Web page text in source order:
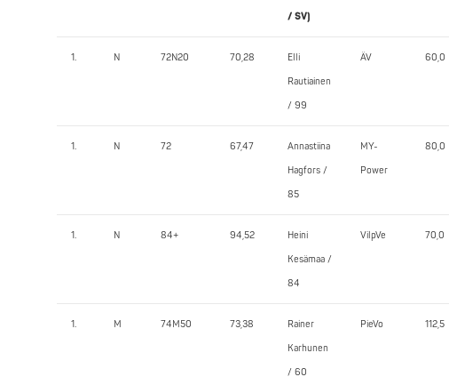
/ SV)
1. N 72N20 70,28 Elli
Rautiainen
/ 99
ÄV 60,0
1. N 72 67,47 Annastiina
Hagfors /
85
MY-
Power
80,0
1. N 84+ 94,52 Heini
Kesämaa /
84
VilpVe 70,0
1. M 74M50 73,38 Rainer
Karhunen
/ 60
PieVo 112,5